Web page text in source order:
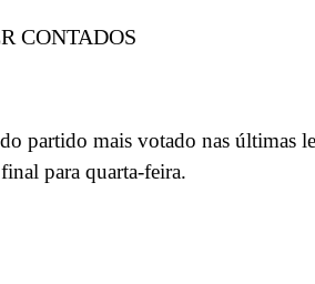
CONTADOS
partido mais votado nas últimas
para quarta-feira.